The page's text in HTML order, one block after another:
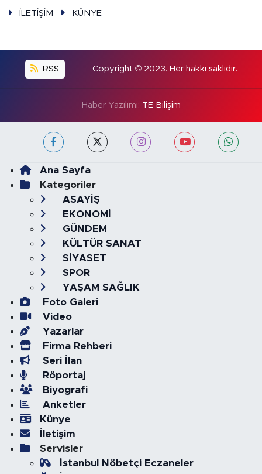
İLETİŞİM KÜNYE
RSS Copyright © 2023. Her hakkı saklıdır.
Haber Yazılımı: TE Bilişim
Ana Sayfa
Kategoriler
ASAYİŞ
EKONOMİ
GÜNDEM
KÜLTÜR SANAT
SİYASET
SPOR
YAŞAM SAĞLIK
Foto Galeri
Video
Yazarlar
Firma Rehberi
Seri İlan
Röportaj
Biyografi
Anketler
Künye
İletişim
Servisler
İstanbul Nöbetçi Eczaneler